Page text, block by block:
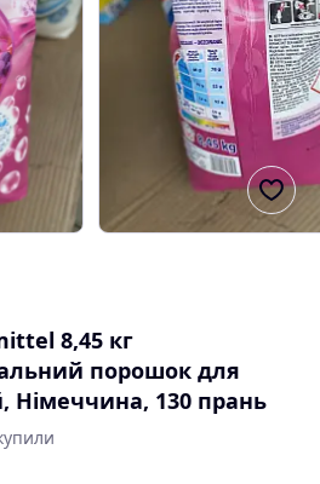
8,45 кг
порошок для
Німеччина, 130 прань